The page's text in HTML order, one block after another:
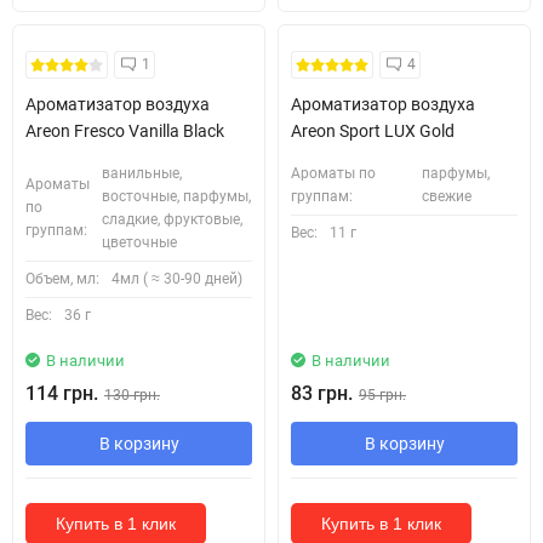
1
Ароматизатор воздуха
Areon Fresco Vanilla Black
Ароматы
по
группам:
ванильные,
восточные, парфумы,
сладкие, фруктовые,
цветочные
Объем, мл: 4мл ( ≈ 30-90 дней)
Вес: 36 г
В наличии
114 грн. 130 грн.
В корзину
Купить в 1 клик
4
Ароматизатор воздуха
Areon Sport LUX Gold
Ароматы по
группам:
парфумы,
свежие
Вес: 11 г
В наличии
83 грн. 95 грн.
В корзину
Купить в 1 клик